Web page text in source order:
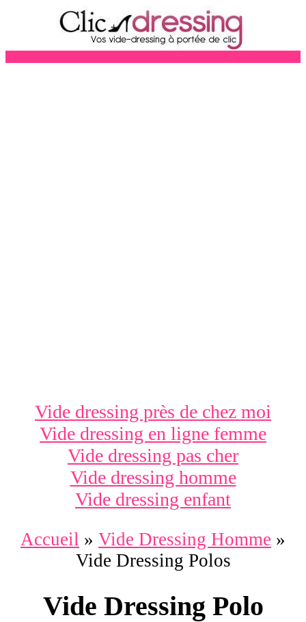
Vide dressing près de chez moi
Vide dressing en ligne femme
Vide dressing pas cher
Vide dressing homme
Vide dressing enfant
Accueil » Vide Dressing Homme »
Vide Dressing Polos
Vide Dressing Polo